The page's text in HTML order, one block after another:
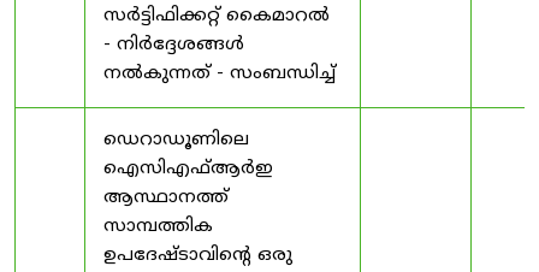
സർട്ടിഫിക്കറ്റ് കൈമാറൽ
- നിർദ്ദേശങ്ങൾ
നൽകുന്നത് - സംബന്ധിച്ച്
ഡെറാഡൂണിലെ
ഐസിഎഫ്ആർഇ
ആസ്ഥാനത്ത്
സാമ്പത്തിക
ഉപദേഷ്ടാവിന്റെ ഒരു